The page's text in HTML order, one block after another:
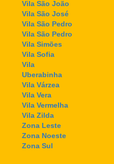
Vila São João
Vila São José
Vila São Pedro
Vila São Pedro
Vila Simões
Vila Sofia
Vila
Uberabinha
Vila Várzea
Vila Vera
Vila Vermelha
Vila Zilda
Zona Leste
Zona Noeste
Zona Sul